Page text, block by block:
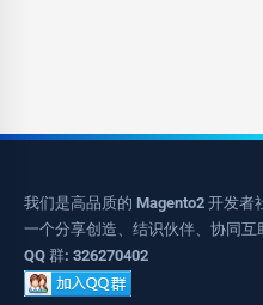
我们是高品质的 Magento2 开发
一个分享创造、结识伙伴、协同互
QQ 群: 326270402